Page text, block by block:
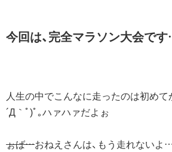
今回は、完全マラソン大会で
人生の中でこんなに走ったのは初めて
´Д｀ﾟ)ﾟ｡ハァハァだよぉ
ぉば…おねえさんは、もう走れないよ